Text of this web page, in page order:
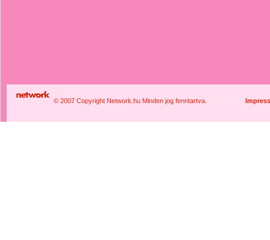
© 2007 Copyright Network.hu Minden jog fenntartva.